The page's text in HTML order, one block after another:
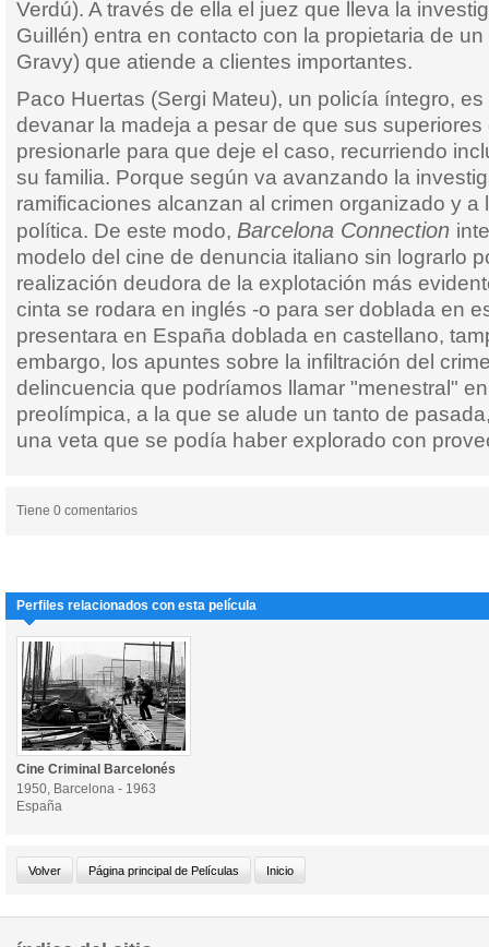
Verdú). A través de ella el juez que lleva la
Guillén) entra en contacto con la propietaria de
Gravy) que atiende a clientes importantes.
Paco Huertas (Sergi Mateu), un policía íntegro,
devanar la madeja a pesar de que sus superiores
presionarle para que deje el caso, recurriendo
su familia. Porque según va avanzando la
ramificaciones alcanzan al crimen organizado y a
política. De este modo, Barcelona Connection
modelo del cine de denuncia italiano sin lograrlo
realización deudora de la explotación más
cinta se rodara en inglés -o para ser doblada en
presentara en España doblada en castellano,
embargo, los apuntes sobre la infiltración del
delincuencia que podríamos llamar "menestral"
preolímpica, a la que se alude un tanto de
una veta que se podía haber explorado con
Tiene 0 comentarios
Perfiles relacionados con esta película
Cine Criminal Barcelonés
1950, Barcelona - 1963
España